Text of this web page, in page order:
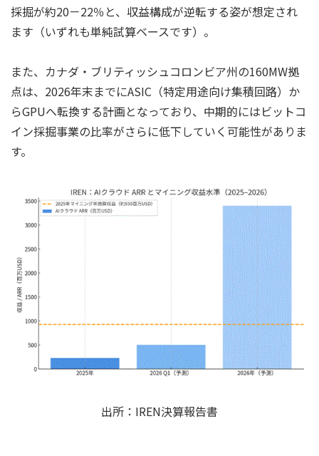
採掘が約20－22％と、収益構成が逆転する姿が想定され
ます（いずれも単純試算ベースです）。
また、カナダ・ブリティッシュコロンビア州の160MW拠
点は、2026年末までにASIC（特定用途向け集積回路）か
らGPUへ転換する計画となっており、中期的にはビットコ
イン採掘事業の比率がさらに低下していく可能性がありま
す。
出所：IREN決算報告書